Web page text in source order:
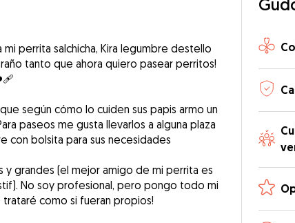
perrita salchicha, Kira legumbre destello
tanto que ahora quiero pasear perritos!
según cómo lo cuiden sus papis armo un
paseos me gusta llevarlos a alguna plaza
con bolsita para sus necesidades
y grandes (el mejor amigo de mi perrita es
No soy profesional, pero pongo todo mi
como si fueran propios!